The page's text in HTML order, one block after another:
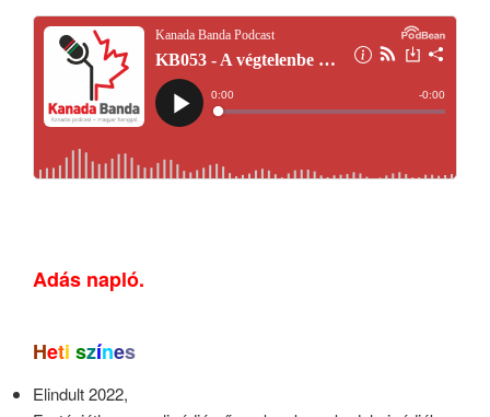
Adás napló.
Heti színes
Elindult 2022,